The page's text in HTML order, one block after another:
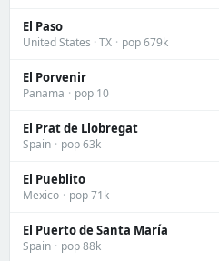
El Paso
United States · TX · pop 679k
El Porvenir
Panama · pop 10
El Prat de Llobregat
Spain · pop 63k
El Pueblito
Mexico · pop 71k
El Puerto de Santa María
Spain · pop 88k